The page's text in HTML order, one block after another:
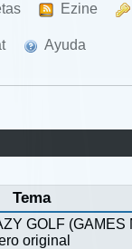
Ezine
Ayuda
Tema
GOLF (GAMES
original